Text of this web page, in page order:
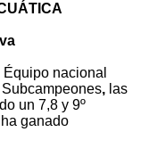
nacional
Subcampeones, las
un 7,8 y 9º
ganado